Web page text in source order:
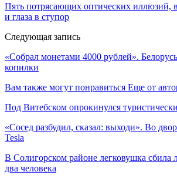
Пять потрясающих оптических иллюзий,
и глаза в ступор
Следующая запись
«Собрал монетами 4000 рублей».
копилки
Вам также могут понравиться Еще от
Под Витебском опрокинулся
«Сосед разбудил, сказал: выходи». Во
Tesla
В Солигорском районе легковушка сбила
два человека